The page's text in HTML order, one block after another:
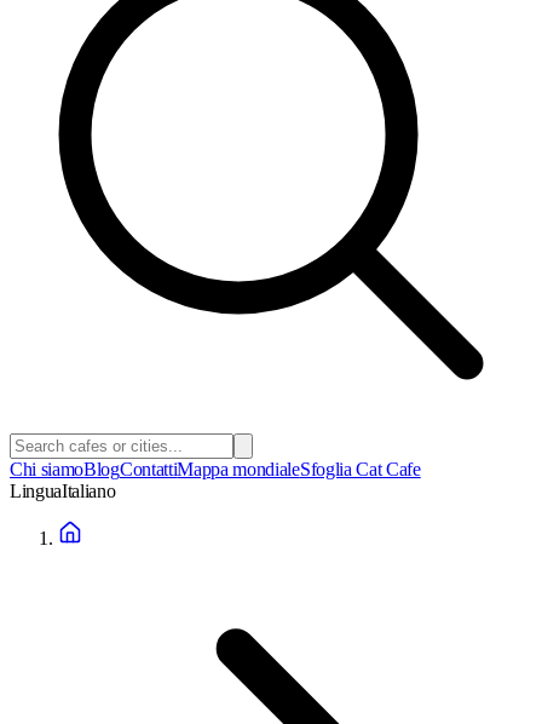
Chi siamoBlogContattiMappa mondialeSfoglia Cat Cafe
LinguaItaliano